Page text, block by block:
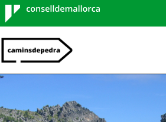
Consell de
Mallorca